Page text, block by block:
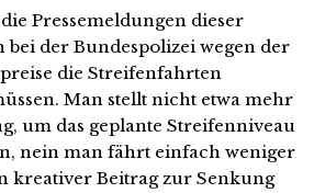
Pressemeldungen dieser
bei der Bundespolizei wegen der
die Streifenfahrten
Man stellt nicht etwa mehr
um das geplante Streifenniveau
nein man fährt einfach weniger
kreativer Beitrag zur Senkung